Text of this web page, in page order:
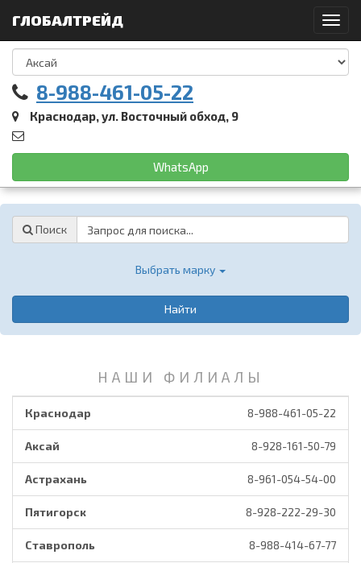
ГЛОБАЛТРЕЙД
8-988-461-05-22
Краснодар, ул. Восточный обход, 9
WhatsApp
Поиск
Выбрать марку
Найти
НАШИ ФИЛИАЛЫ
Краснодар 8-988-461-05-22
Аксай 8-928-161-50-79
Астрахань 8-961-054-54-00
Пятигорск 8-928-222-29-30
Ставрополь 8-988-414-67-77